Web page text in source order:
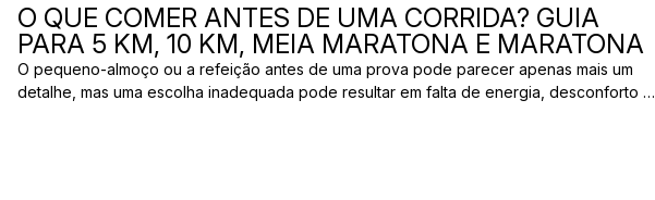
O QUE COMER ANTES DE UMA CORRIDA? GUIA
PARA 5 KM, 10 KM, MEIA MARATONA E MARATONA
O pequeno-almoço ou a refeição antes de uma prova pode parecer apenas mais um
detalhe, mas uma escolha inadequada pode resultar em falta de energia, desconforto no